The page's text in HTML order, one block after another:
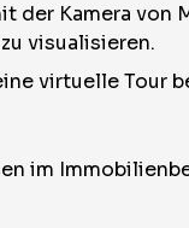
der Kamera von
visualisieren.
virtuelle Tour
im